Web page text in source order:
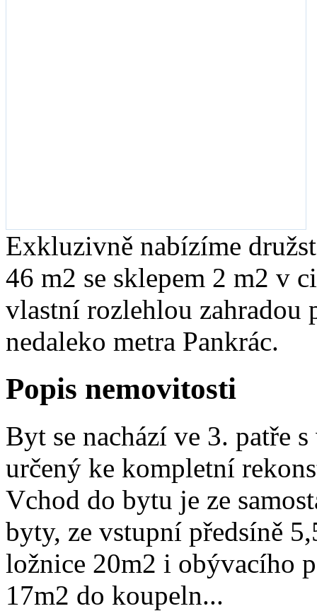
Exkluzivně nabízíme
46 m2 se sklepem 2 m2 v
vlastní rozlehlou zahradou
nedaleko metra Pankrác.
Popis nemovitosti
Byt se nachází ve 3. patře
určený ke kompletní
Vchod do bytu je ze
byty, ze vstupní předsíně
ložnice 20m2 i obývacího
17m2 do koupeln...